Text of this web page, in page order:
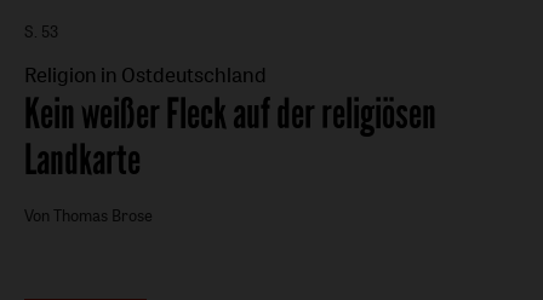
S. 53
Religion in Ostdeutschland
:
Kein weißer Fleck auf der religiösen
Landkarte
Von Thomas Brose